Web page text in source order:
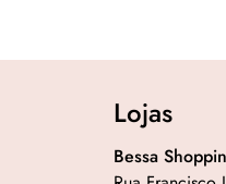
Lojas
Bessa